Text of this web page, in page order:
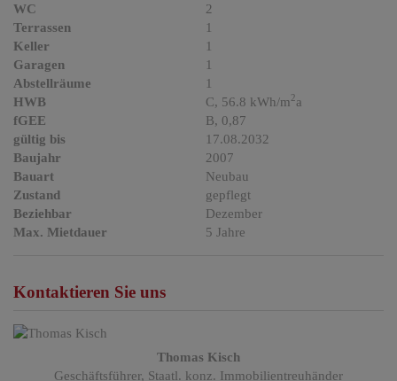
WC
2
Terrassen
1
Keller
1
Garagen
1
Abstellräume
1
HWB
C, 56.8 kWh/m2a
fGEE
B, 0,87
gültig bis
17.08.2032
Baujahr
2007
Bauart
Neubau
Zustand
gepflegt
Beziehbar
Dezember
Max. Mietdauer
5 Jahre
Kontaktieren Sie uns
Thomas Kisch
Geschäftsführer, Staatl. konz. Immobilientreuhänder